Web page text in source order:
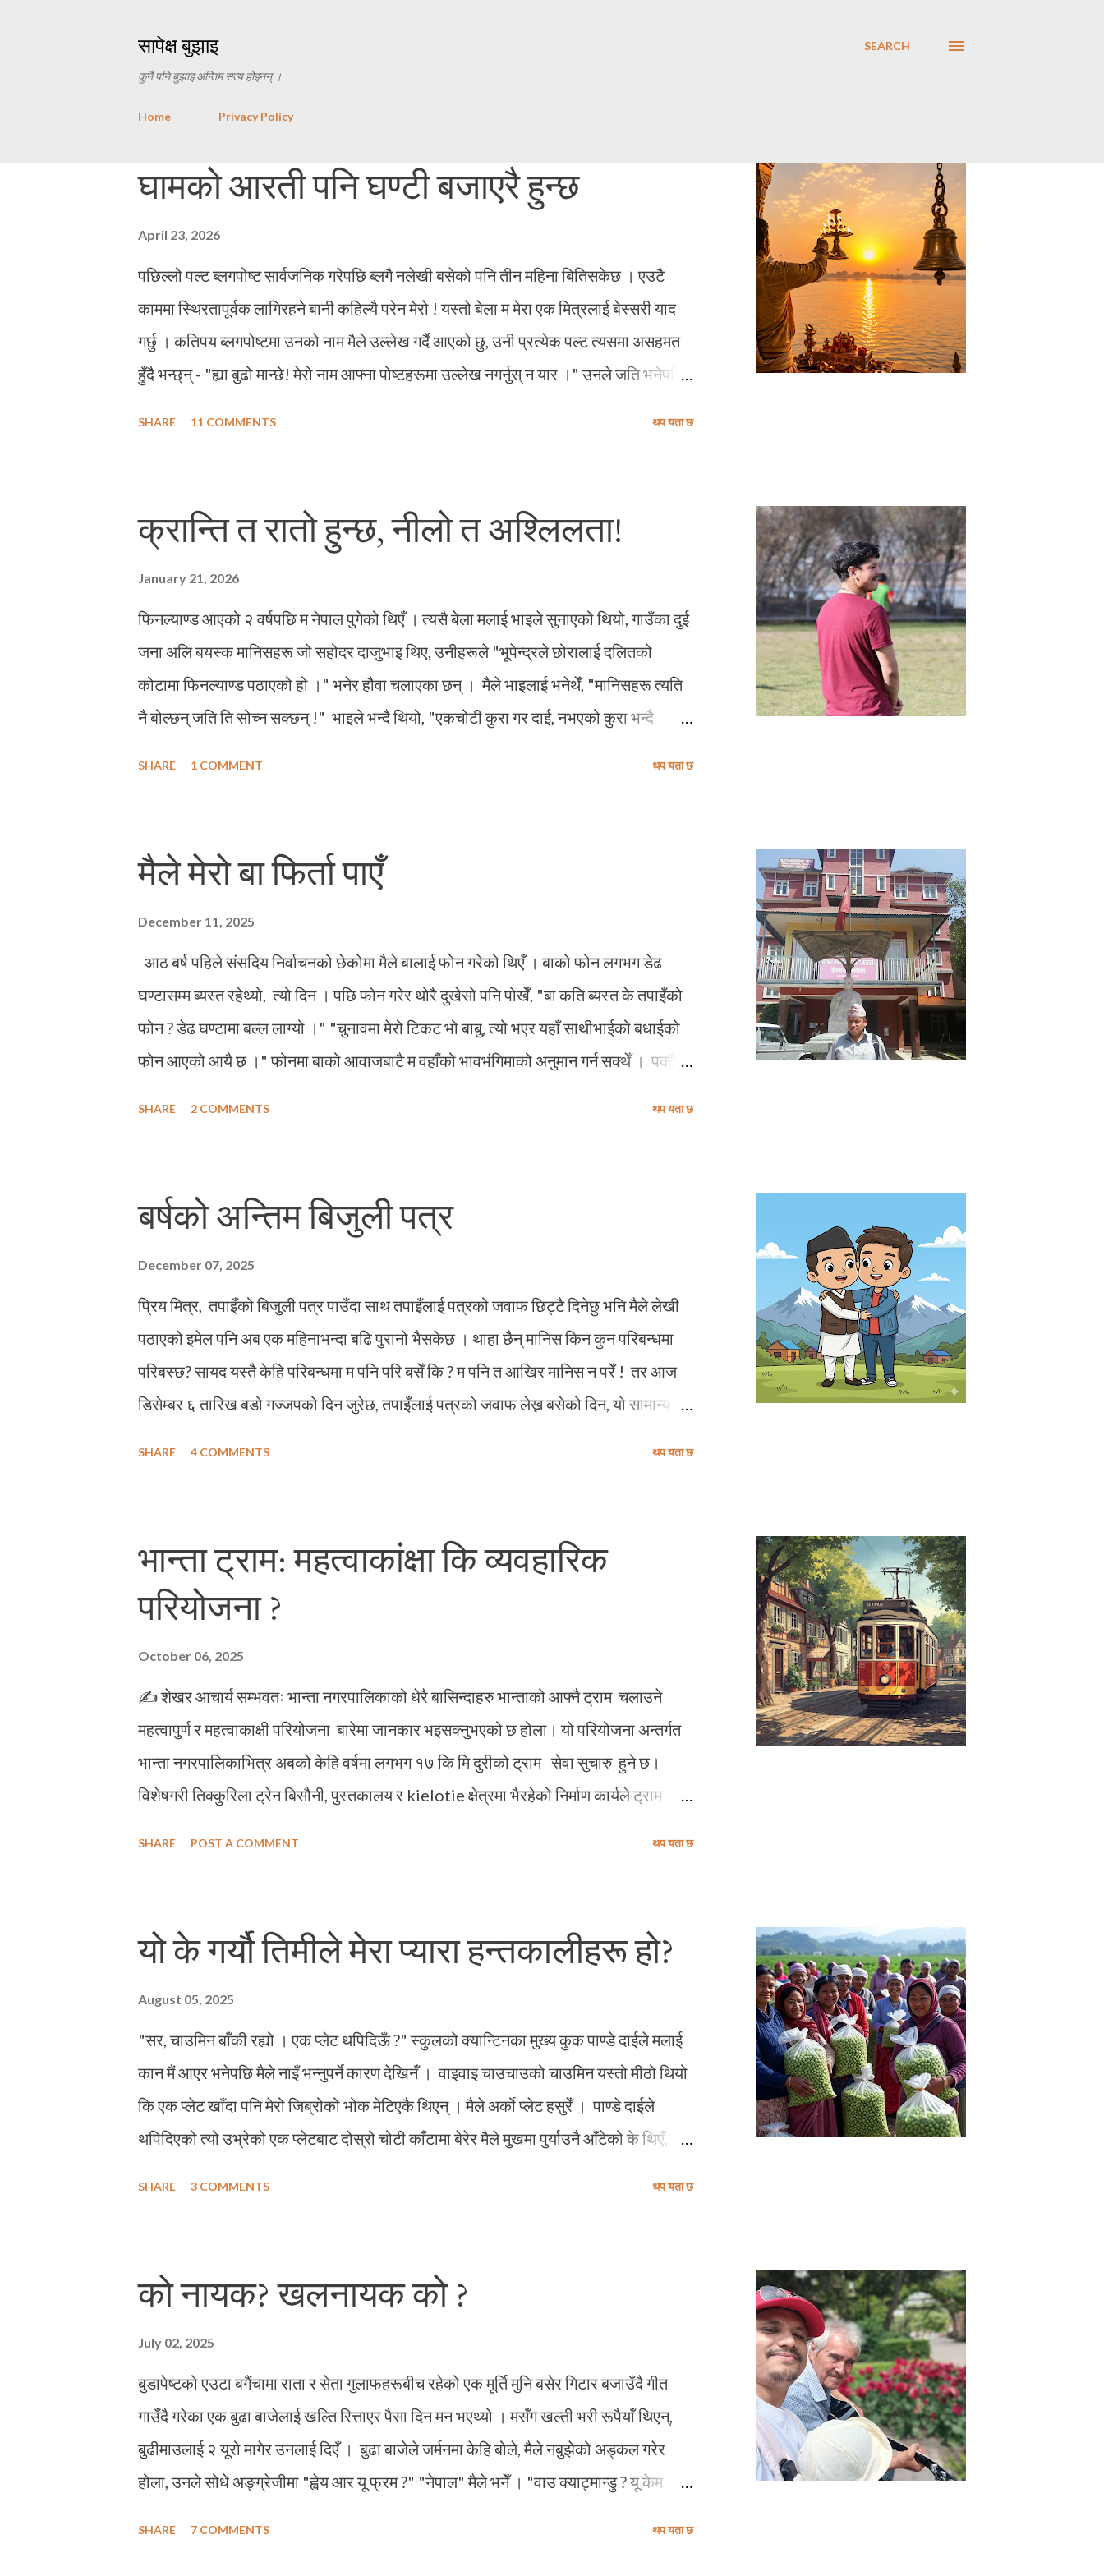
सापेक्ष बुझाइ
कुनै पनि बुझाइ अन्तिम सत्य होइनन् ।
SEARCH
Home Privacy Policy
घामको आरती पनि घण्टी बजाएरै हुन्छ
April 23, 2026
पछिल्लो पल्ट ब्लगपोष्ट सार्वजनिक गरेपछि ब्लगै नलेखी बसेको पनि तीन महिना बितिसकेछ । एउटै
काममा स्थिरतापूर्वक लागिरहने बानी कहिल्यै परेन मेरो ! यस्तो बेला म मेरा एक मित्रलाई बेस्सरी याद
गर्छु । कतिपय ब्लगपोष्टमा उनको नाम मैले उल्लेख गर्दै आएको छु, उनी प्रत्येक पल्ट त्यसमा असहमत
हुँदै भन्छ्न् - "ह्या बुढो मान्छे! मेरो नाम आफ्ना पोष्टहरूमा उल्लेख नगर्नुस् न यार ।" उनले जति भनेपनि
लागेका नेपाली नेता हुनुपर्छ । 'यस्ता अस्थिरताका नायक नै आदर्श नेता मान्ने मेरा मित्रका
मुखारबिन्दबाट सुनेको भएकै कारण मैले ब्लग लेखनमा स्थिरता कायम गर्ने प्रयत्न नगरेको हुँ' भन्ने मेरो
स्वीकारोक्ति हैन् । बरू, मित्रले भन्दाभन्दै पनि उनको नाम उल्लेख गरिराख्ने स्थिरता मैले कायम गरेको
SHARE 11 COMMENTS थप यता छ
क्रान्ति त रातो हुन्छ, नीलो त अश्लिलता!
January 21, 2026
फिनल्याण्ड आएको २ वर्षपछि म नेपाल पुगेको थिएँ । त्यसै बेला मलाई भाइले सुनाएको थियो, गाउँका दुई
जना अलि बयस्क मानिसहरू जो सहोदर दाजुभाइ थिए, उनीहरूले "भूपेन्द्रले छोरालाई दलितको
कोटामा फिनल्याण्ड पठाएको हो ।" भनेर हौवा चलाएका छन् । मैले भाइलाई भनेथेँ, "मानिसहरू त्यति
नै बोल्छन् जति ति सोच्न सक्छन् !" भाइले भन्दै थियो, "एकचोटी कुरा गर दाई, नभएको कुरा भन्दै
नेताले मलाई भनेथे, "तपाइँ त नर्बे जाँदै हुनुहँदो रहिछ, बा नेता भएको राम्रै काम लागेछ !" ती
क्रान्तिकारी मित्रले मलाई त्यसरी आत्मसम्मानमा नै चोट पुग्ने गरी भनेको ठीक ४ महिना अगाडि एउटा
चिया पसलमा बालाई मैले रेडक्रसले अभिभावकले छनोट भएका खण्डमा नर्बे जान मञ्जुरी दिने
SHARE 1 COMMENT थप यता छ
मैले मेरो बा फिर्ता पाएँ
December 11, 2025
आठ बर्ष पहिले संसदिय निर्वाचनको छेकोमा मैले बालाई फोन गरेको थिएँ । बाको फोन लगभग डेढ
घण्टासम्म ब्यस्त रहेथ्यो, त्यो दिन । पछि फोन गरेर थोरै दुखेसो पनि पोखेँ, "बा कति ब्यस्त के तपाइँको
फोन ? डेढ घण्टामा बल्ल लाग्यो ।" "चुनावमा मेरो टिकट भो बाबु, त्यो भएर यहाँ साथीभाईको बधाईको
फोन आएको आयै छ ।" फोनमा बाको आवाजबाटै म वहाँको भावभंगिमाको अनुमान गर्न सक्थेँ । पक्कै
भएको त्यस निर्वाचनको समयमा पहिलो चरणमा निर्वाचन सम्पन्न भएको आफ्नै पिताजी उम्मेदवार भएको
निर्वाचन क्षेत्रको मतगणना पनि अर्को चरणमा निर्वाचन हुने अन्य निर्वाचन क्षेत्रको मतदान सम्पन्न
भैसकेपछि मात्र सँगै हुने भएकाले म छिट्टै फिनल्याण्ड फर्किएथेँ । म फर्किनुको अघिल्लो साँझ, बाले
SHARE 2 COMMENTS थप यता छ
बर्षको अन्तिम बिजुली पत्र
December 07, 2025
प्रिय मित्र, तपाइँको बिजुली पत्र पाउँदा साथ तपाइँलाई पत्रको जवाफ छिट्टै दिनेछु भनि मैले लेखी
पठाएको इमेल पनि अब एक महिनाभन्दा बढि पुरानो भैसकेछ । थाहा छैन् मानिस किन कुन परिबन्धमा
परिबस्छ? सायद यस्तै केहि परिबन्धमा म पनि परि बसेँ कि ? म पनि त आखिर मानिस न परेँ ! तर आज
डिसेम्बर ६ तारिख बडो गज्जपको दिन जुरेछ, तपाइँलाई पत्रको जवाफ लेख्न बसेको दिन, यो सामान्य
महिना पहिला म चालिसौं बर्षमा प्रवेश गरेँ । त्यसको हप्ता दिनपछि तपाइँको पनि त्यहि नै अवस्था भो ।
हामी दामली भएकाले पनि एकै समयमा बडो विचारणीय र उस्तै प्रकृतिका अनुभूतिहरू गरिरहेका हुन्छौं
भन्ने मेरो ठनाइ छ । मैले उमेर बढ्दै गएपछि स्वतःस्फूर्त रूपमा परिपक्वता बढ्दै गएको हो कि भन्ने भान
पहिलेक...
SHARE 4 COMMENTS थप यता छ
भान्ता ट्राम: महत्वाकांक्षा कि व्यवहारिक
परियोजना ?
October 06, 2025
✍ शेखर आचार्य सम्भवतः भान्ता नगरपालिकाको धेरै बासिन्दाहरु भान्ताको आफ्नै ट्राम चलाउने
महत्वापुर्ण र महत्वाकाक्षी परियोजना बारेमा जानकार भइसक्नुभएको छ होला। यो परियोजना अन्तर्गत
भान्ता नगरपालिकाभित्र अबको केहि वर्षमा लगभग १७ कि मि दुरीको ट्राम सेवा सुचारु हुने छ।
विशेषगरी तिक्कुरिला ट्रेन बिसौनी, पुस्तकालय र kielotie क्षेत्रमा भैरहेको निर्माण कार्यले ट्राम
संचालित शहरहरुको उदाहरण हेर्ने हो भने पनि सवारी साधनका बिकल्पमा ट्रामलाइ उत्तम मानिएको छ
। ट्रामकै कारणले हाम्रै फिनल्याण्डको ताप्म्पेरेको लोकप्रियता बढ्नु र सबभन्दा आकर्षक शहरको
रुपमा चित्रित हुनुले फिनल्याण्डकै सन्दर्भमा पनि सकारात्मक प्रभाबहरु देखिनछन । र, यो उदाहरण
SHARE POST A COMMENT थप यता छ
यो के गर्यौ तिमीले मेरा प्यारा हन्तकालीहरू हो?
August 05, 2025
"सर, चाउमिन बाँकी रह्यो । एक प्लेट थपिदिऊँ ?" स्कुलको क्यान्टिनका मुख्य कुक पाण्डे दाईले मलाई
कान मैं आएर भनेपछि मैले नाइँ भन्नुपर्ने कारण देखिनँ । वाइवाइ चाउचाउको चाउमिन यस्तो मीठो थियो
कि एक प्लेट खाँदा पनि मेरो जिब्रोको भोक मेटिएकै थिएन् । मैले अर्को प्लेट हसुरेँ । पाण्डे दाईले
थपिदिएको त्यो उभ्रेको एक प्लेटबाट दोस्रो चोटी काँटामा बेरेर मैले मुखमा पुर्याउनै आँटेको के थिएँ,
मिलाएर लेखेको भन्दा तिखा शब्दहरू उनेर केहि भनेका थिए । सायद उनको ठाउँमा म र मेरो ठाउँमा उनी
भएका भए त्यसबखत उनले मलाई मारेभन्दा बड्ता पेचिलो डायलग म मार्ने थिएँ होला । डायलग मार्न म
बच्चैदेखि खप्पिस हुँ । तर त्यो वखत डायलग बेहोर्नेमा म थिएँ, मार्ने अर्को कोही । एकैछिन अघिसम्म
SHARE 3 COMMENTS थप यता छ
को नायक? खलनायक को ?
July 02, 2025
बुडापेष्टको एउटा बगैंचामा राता र सेता गुलाफहरूबीच रहेको एक मूर्ति मुनि बसेर गिटार बजाउँदै गीत
गाउँदै गरेका एक बुढा बाजेलाई खल्ति रित्ताएर पैसा दिन मन भएथ्यो । मसँग खल्ती भरी रूपैयाँ थिएन्,
बुढीमाउलाई २ यूरो मागेर उनलाई दिएँ । बुढा बाजेले जर्मनमा केहि बोले, मैले नबुझेको अड्कल गरेर
होला, उनले सोधे अङ्ग्रेजीमा "ह्वेय आर यू फ्रम ?" "नेपाल" मैले भनेँ । "वाउ क्याट्मान्डु ? यू केम
SHARE 7 COMMENTS थप यता छ